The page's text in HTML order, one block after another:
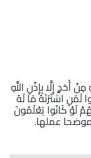
إِلَّا بِإِذْنِ اللَّهِ
اشْتَرَنَهُ مَا لَهُ
كَانُوا يَعْلَمُونَ
عملها.